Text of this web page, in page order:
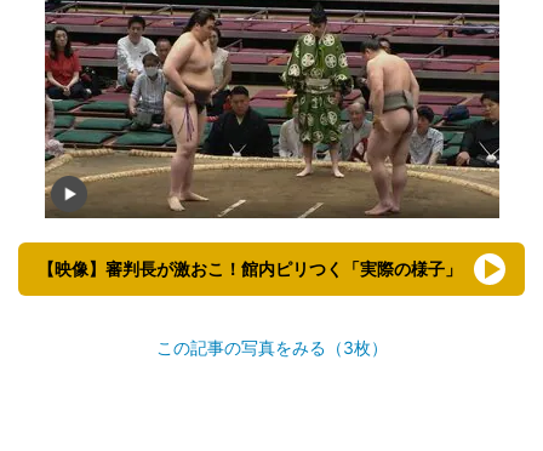
【映像】審判長が激おこ！館内ピリつく「実際の様子」
この記事の写真をみる（3枚）